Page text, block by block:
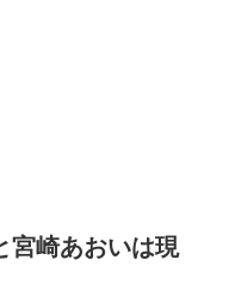
宮崎あおいは現